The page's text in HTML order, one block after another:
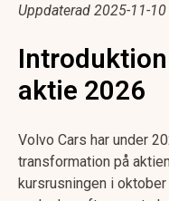
Uppdaterad 2025-11-10
aktie 2026
Volvo Cars har under
transformation på
kursrusningen i